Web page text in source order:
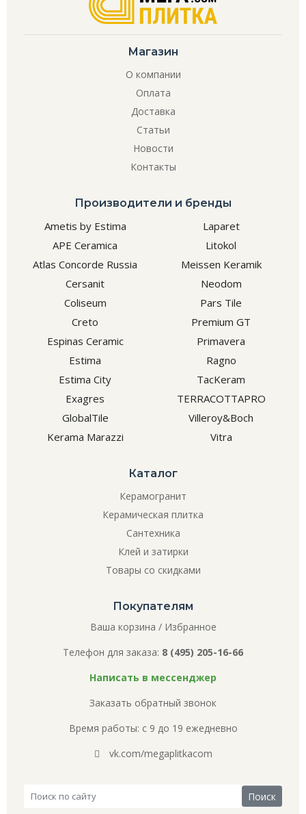
Магазин
О компании
Оплата
Доставка
Статьи
Новости
Контакты
Производители и бренды
Ametis by Estima
APE Ceramica
Atlas Concorde Russia
Cersanit
Coliseum
Creto
Espinas Ceramic
Estima
Estima City
Exagres
GlobalTile
Kerama Marazzi
Laparet
Litokol
Meissen Keramik
Neodom
Pars Tile
Premium GT
Primavera
Ragno
TacKeram
TERRACOTTAPRO
Villeroy&Boch
Vitra
Каталог
Керамогранит
Керамическая плитка
Сантехника
Клей и затирки
Товары со скидками
Покупателям
Ваша корзина / Избранное
Телефон для заказа: 8 (495) 205-16-66
Написать в мессенджер
Заказать обратный звонок
Время работы: с 9 до 19 ежедневно
vk.com/megaplitkacom